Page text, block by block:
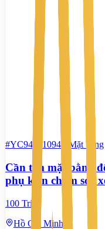
#YC94801094 Mặt bằng
Cần tìm mặt bằng
phụ kiện chăm sóc
100 Triệu
Hồ Chí Minh